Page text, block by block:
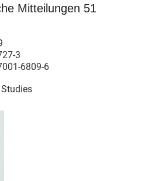
Mitteilungen 51
3
6809-6